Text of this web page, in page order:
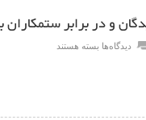
و در برابر ستمکاران
دیدگاه‌ها بسته هستند